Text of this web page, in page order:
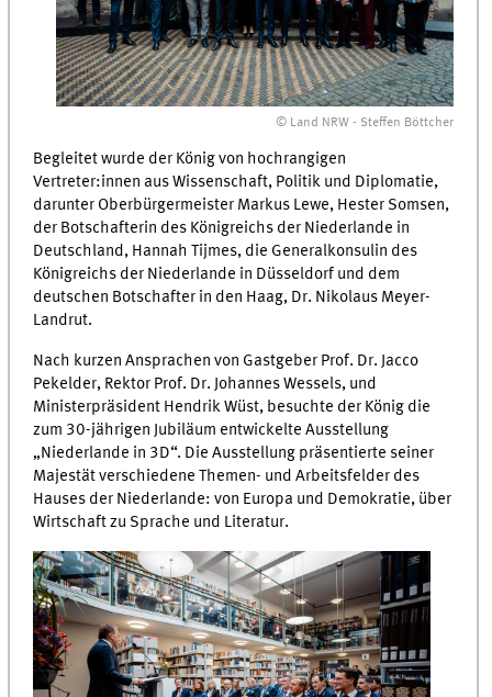
© Land NRW - Steffen Böttcher
Begleitet wurde der König von hochrangigen
Vertreter:innen aus Wissenschaft, Politik und Diplomatie,
darunter Oberbürgermeister Markus Lewe, Hester Somsen,
der Botschafterin des Königreichs der Niederlande in
Deutschland, Hannah Tijmes, die Generalkonsulin des
Königreichs der Niederlande in Düsseldorf und dem
deutschen Botschafter in den Haag, Dr. Nikolaus Meyer-
Landrut.
Nach kurzen Ansprachen von Gastgeber Prof. Dr. Jacco
Pekelder, Rektor Prof. Dr. Johannes Wessels, und
Ministerpräsident Hendrik Wüst, besuchte der König die
zum 30-jährigen Jubiläum entwickelte Ausstellung
„Niederlande in 3D“. Die Ausstellung präsentierte seiner
Majestät verschiedene Themen- und Arbeitsfelder des
Hauses der Niederlande: von Europa und Demokratie, über
Wirtschaft zu Sprache und Literatur.